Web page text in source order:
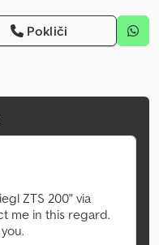
Pokliči